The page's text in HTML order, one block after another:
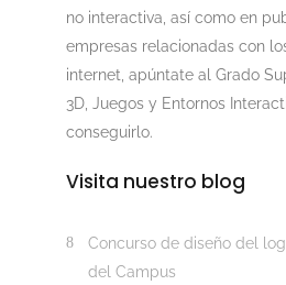
no interactiva, así como en
empresas relacionadas con
internet, apúntate al Grado
3D, Juegos y Entornos
conseguirlo.
Visita nuestro blog
Concurso de diseño del
del Campus